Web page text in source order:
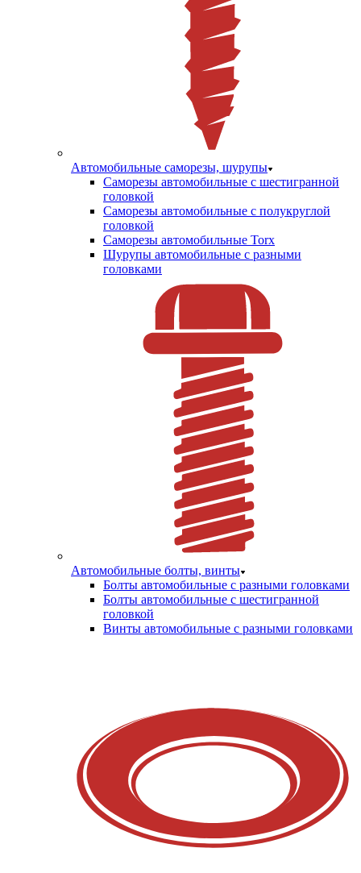
Автомобильные саморезы, шурупы
Саморезы автомобильные с шестигранной
головкой
Саморезы автомобильные с полукруглой
головкой
Саморезы автомобильные Torx
Шурупы автомобильные с разными
головками
Автомобильные болты, винты
Болты автомобильные с разными головками
Болты автомобильные с шестигранной
головкой
Винты автомобильные с разными головками